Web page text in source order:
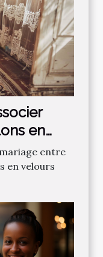
en
entre
en velours